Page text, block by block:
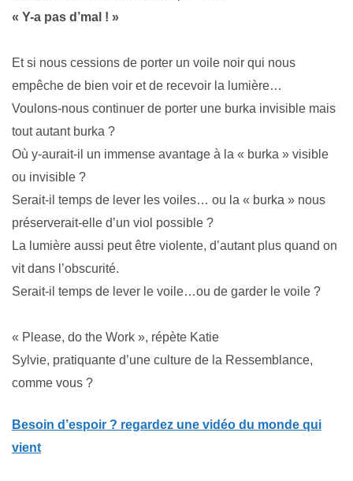
« Y-a pas d’mal ! »
Et si nous cessions de porter un voile noir qui nous
empêche de bien voir et de recevoir la lumière…
Voulons-nous continuer de porter une burka invisible mais
tout autant burka ?
Où y-aurait-il un immense avantage à la « burka » visible
ou invisible ?
Serait-il temps de lever les voiles… ou la « burka » nous
préserverait-elle d’un viol possible ?
La lumière aussi peut être violente, d’autant plus quand on
vit dans l’obscurité.
Serait-il temps de lever le voile…ou de garder le voile ?
« Please, do the Work », répète Katie
Sylvie, pratiquante d’une culture de la Ressemblance,
comme vous ?
Besoin d’espoir ? regardez une vidéo du monde qui
vient